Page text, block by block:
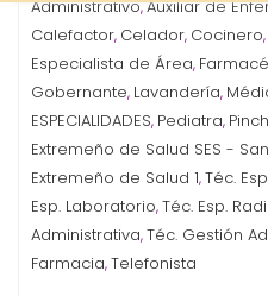
Administrativo,Auxiliar de
Calefactor, Celador, Cocinero,
Especialista de Área,
Gobernante, Lavandería,
ESPECIALIDADES, Pediatra,
Extremeño de Salud SES -
Extremeño de Salud 1,Téc.
Esp. Laboratorio,Téc. Esp.
Administrativa,Téc. Gestión
Farmacia,Telefonista